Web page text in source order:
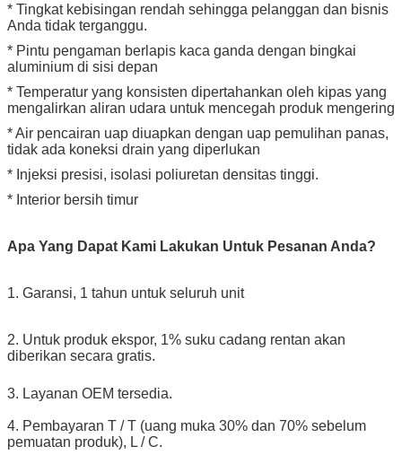
* Tingkat kebisingan rendah sehingga pelanggan dan bisnis
Anda tidak terganggu.
* Pintu pengaman berlapis kaca ganda dengan bingkai
aluminium di sisi depan
* Temperatur yang konsisten dipertahankan oleh kipas yang
mengalirkan aliran udara untuk mencegah produk mengering
* Air pencairan uap diuapkan dengan uap pemulihan panas,
tidak ada koneksi drain yang diperlukan
* Injeksi presisi, isolasi poliuretan densitas tinggi.
* Interior bersih timur
Apa Yang Dapat Kami Lakukan Untuk Pesanan Anda?
1. Garansi, 1 tahun untuk seluruh unit
2. Untuk produk ekspor, 1% suku cadang rentan akan
diberikan secara gratis.
3. Layanan OEM tersedia.
4. Pembayaran T / T (uang muka 30% dan 70% sebelum
pemuatan produk), L / C.